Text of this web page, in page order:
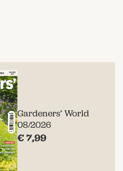
Gardeners’ World
08/2026
€ 7,99